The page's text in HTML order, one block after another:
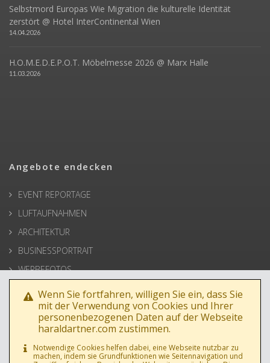
Selbstmord Europas Wie Migration die kulturelle Identität
zerstört @ Hotel InterContinental Wien
14.04.2026
H.O.M.E.D.E.P.O.T. Möbelmesse 2026 @ Marx Halle
11.03.2026
Angebote endecken
EVENT REPORTAGE
LUFTAUFNAHMEN
ARCHITEKTUR
BUSINESSPORTRAIT
WERBEFOTOS
HOCHZEIT
PRESSE
Wenn Sie fortfahren, willigen Sie ein, dass Sie
mit der Verwendung von Cookies und Ihrer
personenbezogenen Daten auf der Webseite
haraldartner.com zustimmen.
Notwendige Cookies helfen dabei, eine Webseite nutzbar zu
machen, indem sie Grundfunktionen wie Seitennavigation und